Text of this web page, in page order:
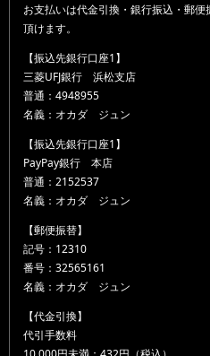
お支払いは代金引換・銀行振込・郵
頂けます。
【振込先銀行口座1】
三菱UFJ銀行 浜松支店
普通：4948955
名義：オカダ ジュン
【振込先銀行口座1】
PayPay銀行 本店
普通：2152537
名義：オカダ ジュン
【郵便振替】
記号：12310
番号：32565161
名義：オカダ ジュン
【代金引換】
代引手数料